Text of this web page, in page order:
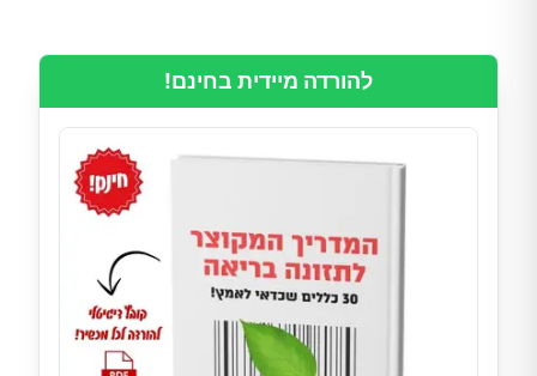
להורדה מיידית בחינם!